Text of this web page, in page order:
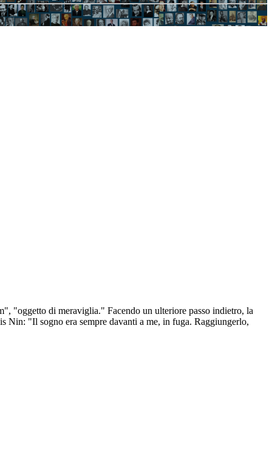
"oggetto di meraviglia." Facendo un ulteriore passo indietro, la
Nin: "Il sogno era sempre davanti a me, in fuga. Raggiungerlo,